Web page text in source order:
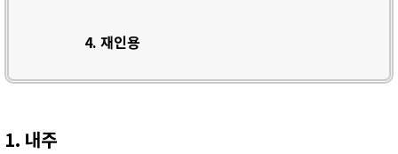
4. 재인용
1. 내주